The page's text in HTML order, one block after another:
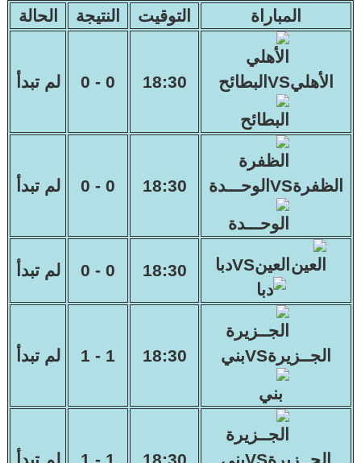
المباراة التوقيت النتيجة الحالة
الأهليVSالبطائح 18:30
0 - 0 لم تبدأ
الظفرةVSالوحـــدة 18:30
0 - 0 لم تبدأ
العينVSدبا 18:30
0 - 0 لم تبدأ
الجــزيرةVSبني 18:30
1 - 1 لم تبدأ